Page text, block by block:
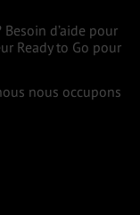
d’aide pour
Ready to Go pour
nous occupons